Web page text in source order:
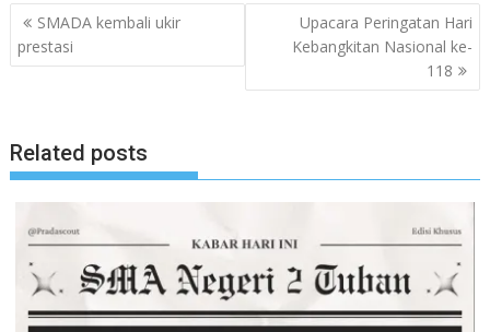
Navigasi
pos
SMADA kembali ukir
prestasi
Upacara Peringatan Hari
Kebangkitan Nasional ke-
118
Related posts